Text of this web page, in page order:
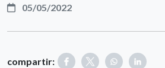
05/05/2022
compartir: